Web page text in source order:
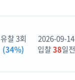
유찰 3회
(34%)
2026-09-14
입찰38일전